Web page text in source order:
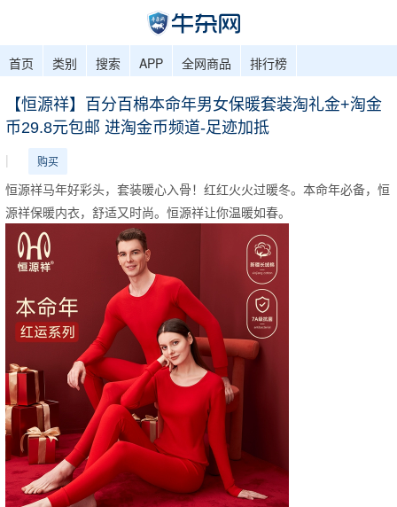
首页 类别 搜索 APP 全网商品 排行榜
【恒源祥】百分百棉本命年男女保暖套装淘礼金+淘金
币29.8元包邮 进淘金币频道-足迹加抵
|
购买
恒源祥马年好彩头，套装暖心入骨！红红火火过暖冬。本命年必备，恒
源祥保暖内衣，舒适又时尚。恒源祥让你温暖如春。